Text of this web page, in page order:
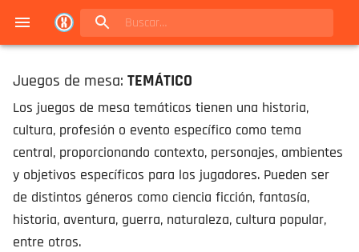
Juegos de mesa: TEMÁTICO
Los juegos de mesa temáticos tienen una historia,
cultura, profesión o evento específico como tema
central, proporcionando contexto, personajes, ambientes
y objetivos específicos para los jugadores. Pueden ser
de distintos géneros como ciencia ficción, fantasía,
historia, aventura, guerra, naturaleza, cultura popular,
entre otros.
Navigated to Juegos de mesa en Buenos Aires | Conexión Berlín - Catálogo